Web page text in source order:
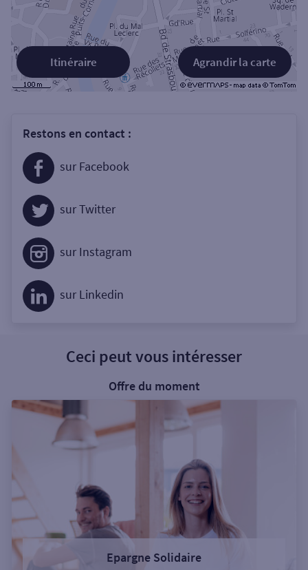
Agrandir la carte
Itinéraire
Restons en contact :
sur Facebook
sur Twitter
sur Instagram
sur Linkedin
Ceci peut vous intéresser
Offre du moment
Epargne Solidaire